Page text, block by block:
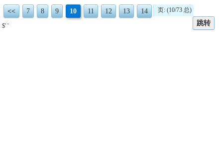
<< 7 8 9 10 11 12 13 14 页: (10/73 总)
跳转
$' '